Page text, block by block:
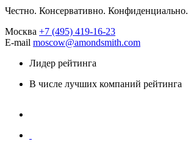
Честно. Консервативно. Конфиденциально.
Москва +7 (495) 419-16-23
E-mail moscow@amondsmith.com
Лидер рейтинга
В числе лучших компаний рейтинга